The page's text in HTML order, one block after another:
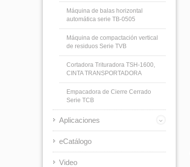
Máquina de balas horizontal
automática serie TB-0505
Máquina de compactación vertical
de residuos Serie TVB
Cortadora Trituradora TSH-1600,
CINTA TRANSPORTADORA
Empacadora de Cierre Cerrado
Serie TCB
Aplicaciones
eCatálogo
Video